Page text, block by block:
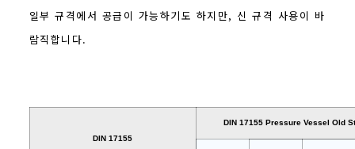
일부 규격에서 공급이 가능하기도 하지만, 신 규격 사용이 바
람직합니다.
DIN 17155
DIN 17155 Pressure Vessel Old